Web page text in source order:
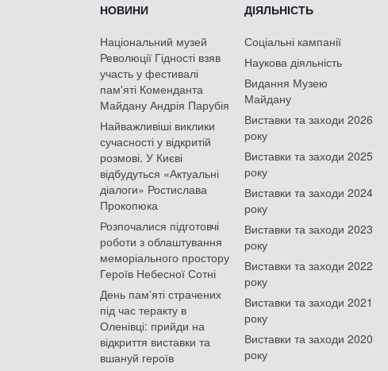
НОВИНИ
Національний музей
Революції Гідності взяв
участь у фестивалі
пам'яті Коменданта
Майдану Андрія Парубія
Найважливіші виклики
сучасності у відкритій
розмові. У Києві
відбудуться «Актуальні
діалоги» Ростислава
Прокопюка
Розпочалися підготовчі
роботи з облаштування
меморіального простору
Героїв Небесної Сотні
День памʼяті страчених
під час теракту в
Оленівці: прийди на
відкриття виставки та
вшануй героїв
ДІЯЛЬНІСТЬ
Соціальні кампанії
Наукова діяльність
Видання Музею
Майдану
Виставки та заходи 2026
року
Виставки та заходи 2025
року
Виставки та заходи 2024
року
Виставки та заходи 2023
року
Виставки та заходи 2022
року
Виставки та заходи 2021
року
Виставки та заходи 2020
року